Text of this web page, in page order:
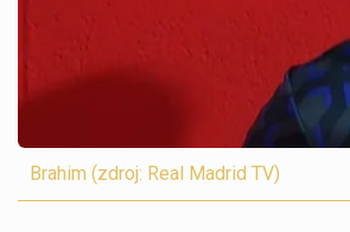
Brahim (zdroj: Real Madrid TV)